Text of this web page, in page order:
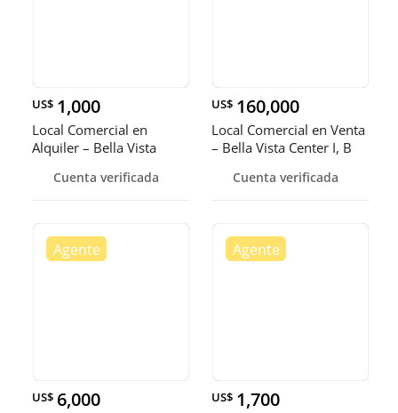
US$ 1,000
Local Comercial en
Alquiler – Bella Vista
Cuenta verificada
US$ 160,000
Local Comercial en Venta
– Bella Vista Center I, B
Cuenta verificada
US$ 6,000 US$ 1,700